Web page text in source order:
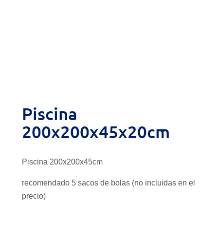
Piscina
200x200x45x20cm
Piscina 200x200x45cm
recomendado 5 sacos de bolas (no incluidas en el
precio)